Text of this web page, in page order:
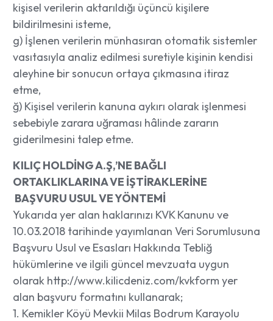
kişisel verilerin aktarıldığı üçüncü kişilere
bildirilmesini isteme,
g) İşlenen verilerin münhasıran otomatik sistemler
vasıtasıyla analiz edilmesi suretiyle kişinin kendisi
aleyhine bir sonucun ortaya çıkmasına itiraz
etme,
ğ) Kişisel verilerin kanuna aykırı olarak işlenmesi
sebebiyle zarara uğraması hâlinde zararın
giderilmesini talep etme.
KILIÇ HOLDİNG A.Ş,’NE BAĞLI
ORTAKLIKLARINA VE İŞTİRAKLERİNE
BAŞVURU USUL VE YÖNTEMİ
Yukarıda yer alan haklarınızı KVK Kanunu ve
10.03.2018 tarihinde yayımlanan Veri Sorumlusuna
Başvuru Usul ve Esasları Hakkında Tebliğ
hükümlerine ve ilgili güncel mevzuata uygun
olarak http://www.kilicdeniz.com/kvkform yer
alan başvuru formatını kullanarak;
1. Kemikler Köyü Mevkii Milas Bodrum Karayolu